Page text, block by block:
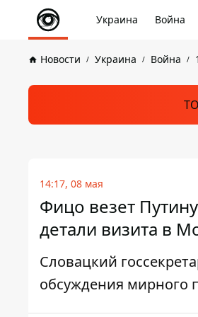
Украина Война
Новости Украина Война
14:17, 08 мая
Фицо везет
детали визита в
Словацкий
обсуждения мирного